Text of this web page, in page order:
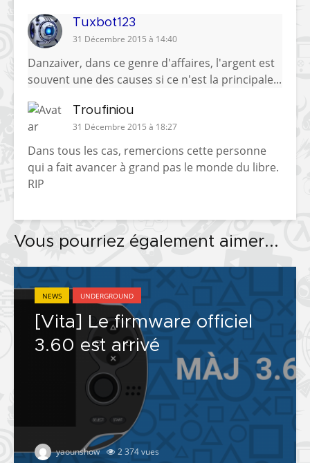
Tuxbot123
31 Décembre 2015 à 14:40
Danzaiver, dans ce genre d'affaires, l'argent est
souvent une des causes si ce n'est la principale...
Troufiniou
31 Décembre 2015 à 18:27
Dans tous les cas, remercions cette personne
qui a fait avancer à grand pas le monde du libre.
RIP
Vous pourriez également aimer...
NEWS UNDERGROUND
[Vita] Le firmware officiel
3.60 est arrivé
yaounshow 2 374 vues